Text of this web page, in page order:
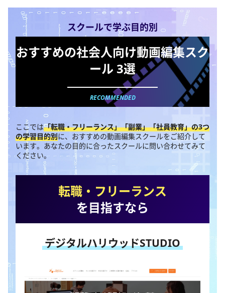
スクールで学ぶ目的別
おすすめの社会人向け動画編集スク
ール 3選
ここでは「転職・フリーランス」「副業」「社員教育」の3つ
の学習目的別に、おすすめの動画編集スクールをご紹介して
います。あなたの目的に合ったスクールに問い合わせてみて
ください。
転職・フリーランス
を目指すなら
デジタルハリウッドSTUDIO